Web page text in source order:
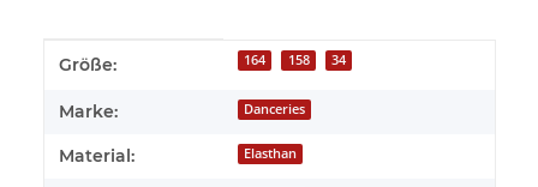
Produkteigenschaft
Wert
Größe: 164 158 34
Marke: Danceries
Material: Elasthan